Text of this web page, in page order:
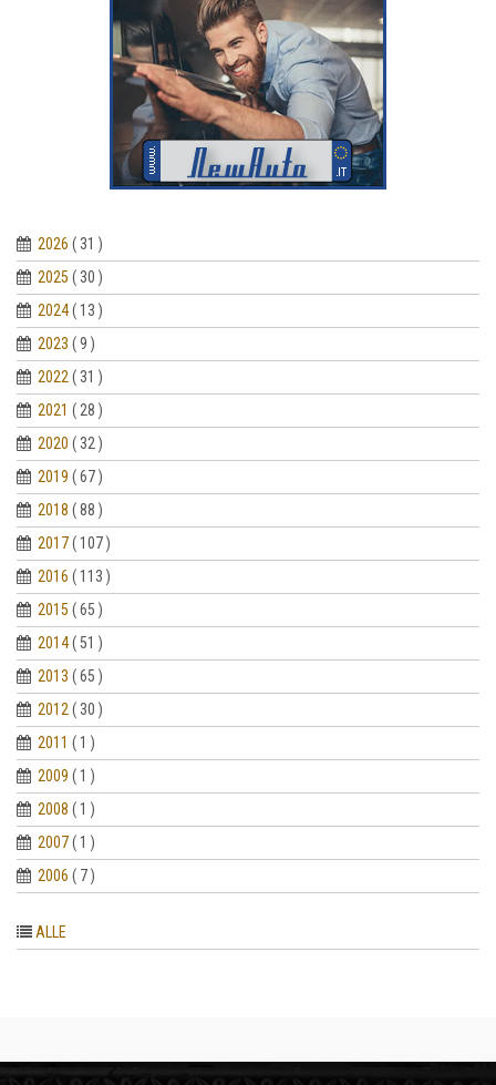
2026 ( 31 )
2025 ( 30 )
2024( 13 )
2023 ( 9 )
2022( 31 )
2021 ( 28 )
2020 ( 32 )
2019 ( 67 )
2018 ( 88 )
2017( 107 )
2016 ( 113 )
2015 ( 65 )
2014( 51 )
2013 ( 65 )
2012( 30 )
2011 ( 1 )
2009 ( 1 )
2008 ( 1 )
2007( 1 )
2006 ( 7 )
ALLE